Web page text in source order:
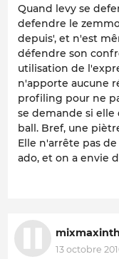
Quand levy se
defendre le
depuis', et n'est
défendre son
utilisation de
n'apporte aucune
profiling pour ne
se demande si
ball. Bref, une
Elle n'arrête pas
ado, et on a envie
13 octobre